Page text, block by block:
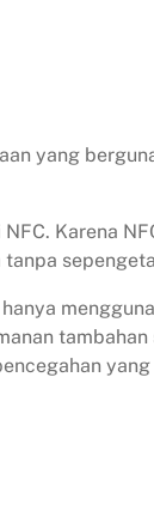
yang
Karena